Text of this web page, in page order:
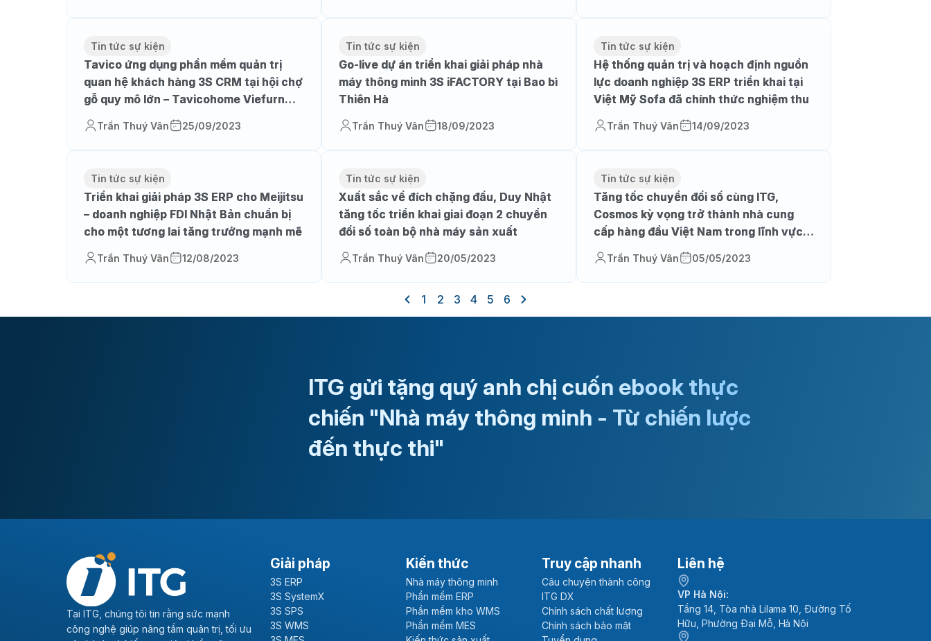
Tin tức sự kiện
Tavico ứng dụng phần mềm quản trị
quan hệ khách hàng 3S CRM tại hội chợ
gỗ quy mô lớn – Tavicohome Viefurn
365 Fair
Trần Thuý Vân 25/09/2023
Tin tức sự kiện
Go-live dự án triển khai giải pháp nhà
máy thông minh 3S iFACTORY tại Bao bì
Thiên Hà
Trần Thuý Vân 18/09/2023
Tin tức sự kiện
Hệ thống quản trị và hoạch định nguồn
lực doanh nghiệp 3S ERP triển khai tại
Việt Mỹ Sofa đã chính thức nghiệm thu
Trần Thuý Vân 14/09/2023
Tin tức sự kiện
Triển khai giải pháp 3S ERP cho Meijitsu
– doanh nghiệp FDI Nhật Bản chuẩn bị
cho một tương lai tăng trưởng mạnh mẽ
Trần Thuý Vân 12/08/2023
Tin tức sự kiện
Xuất sắc về đích chặng đầu, Duy Nhật
tăng tốc triển khai giai đoạn 2 chuyển
đổi số toàn bộ nhà máy sản xuất
Trần Thuý Vân 20/05/2023
Tin tức sự kiện
Tăng tốc chuyển đổi số cùng ITG,
Cosmos kỳ vọng trở thành nhà cung
cấp hàng đầu Việt Nam trong lĩnh vực
cơ khí phụ trợ
Trần Thuý Vân 05/05/2023
1 2 3 4 5 6
ITG gửi tặng quý anh chị cuốn ebook thực
chiến "Nhà máy thông minh - Từ chiến lược
đến thực thi"
Tại ITG, chúng tôi tin rằng sức mạnh
công nghệ giúp nâng tầm quản trị, tối ưu
Giải pháp
3S ERP
3S SystemX
3S SPS
3S WMS
Kiến thức
Nhà máy thông minh
Phần mềm ERP
Phần mềm kho WMS
Phần mềm MES
Truy cập nhanh
Câu chuyện thành công
ITG DX
Chính sách chất lượng
Chính sách bảo mật
Liên hệ
VP Hà Nội:
Tầng 14, Tòa nhà Lilama 10, Đường Tố
Hữu, Phường Đại Mỗ, Hà Nội